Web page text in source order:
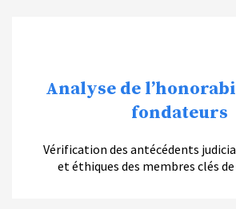
Analyse de
fondateurs
Vérification des antécédents
et éthiques des membres clés